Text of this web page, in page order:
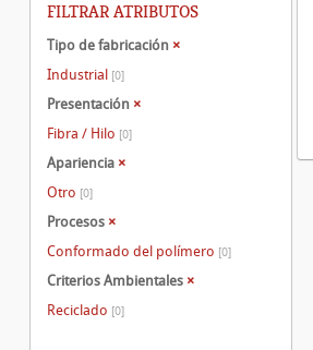
FILTRAR ATRIBUTOS
Tipo de fabricación ×
Industrial [0]
Presentación ×
Fibra / Hilo [0]
Apariencia ×
Otro [0]
Procesos ×
Conformado del polímero [0]
Criterios Ambientales ×
Reciclado [0]